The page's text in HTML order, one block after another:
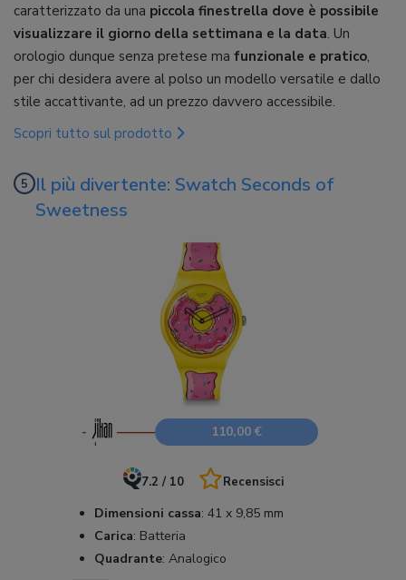
caratterizzato da una piccola finestrella dove è possibile
visualizzare il giorno della settimana e la data. Un
orologio dunque senza pretese ma funzionale e pratico,
per chi desidera avere al polso un modello versatile e dallo
stile accattivante, ad un prezzo davvero accessibile.
Scopri tutto sul prodotto
Il più divertente: Swatch Seconds of
Sweetness
110,00 €
7.2 / 10 Recensisci
Dimensioni cassa: 41 x 9,85 mm
Carica: Batteria
Quadrante: Analogico